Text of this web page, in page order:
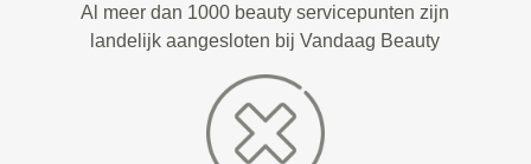
Al meer dan 1000 beauty servicepunten zijn
landelijk aangesloten bij Vandaag Beauty